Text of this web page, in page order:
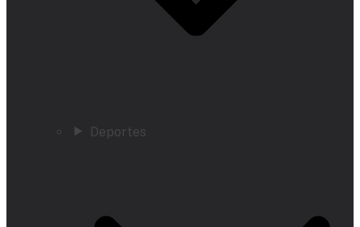
Deportes